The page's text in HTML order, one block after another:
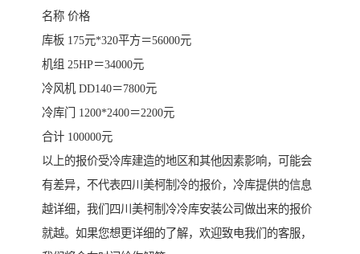
名称 价格
库板 175元*320平方＝56000元
机组 25HP＝34000元
冷风机 DD140＝7800元
冷库门 1200*2400＝2200元
合计 100000元
以上的报价受冷库建造的地区和其他因素影响，可能会
有差异，不代表四川美柯制冷的报价，冷库提供的信息
越详细，我们四川美柯制冷冷库安装公司做出来的报价
就越。如果您想更详细的了解，欢迎致电我们的客服，